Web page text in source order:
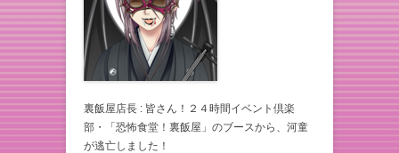
裏飯屋店長 : 皆さん！２４時間イベント倶楽
部・「恐怖食堂！裏飯屋」のブースから、河童
が逃亡しました！